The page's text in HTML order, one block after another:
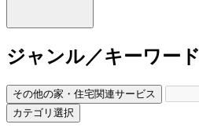
ジャンル／キーワード
その他の家・住宅関連サービス
カテゴリ選択